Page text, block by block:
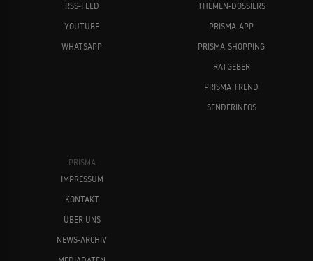
RSS-FEED
YOUTUBE
WHATSAPP
THEMEN-DOSSIERS
PRISMA-APP
PRISMA-SHOPPING
RATGEBER
PRISMA TREND
SENDERINFOS
PRISMA
IMPRESSUM
KONTAKT
ÜBER UNS
NEWS-ARCHIV